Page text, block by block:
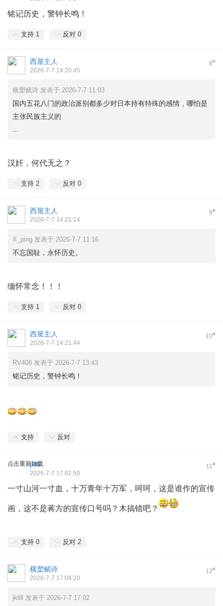
铭记历史，警钟长鸣！
支持 1 反对 0
8#
西屋主人
2026-7-7 14:20:45
横槊赋诗 发表于 2026-7-7 11:03
国内五花八门的政治派别都多少对日本持有特殊的感情，哪怕是
主张民族主义的
汉奸，何代无之？
支持 2 反对 0
9#
西屋主人
2026-7-7 14:21:14
X_ping 发表于 2026-7-7 11:16
不忘国耻，永怀历史。
缅怀常念！！！
支持 1 反对 0
10#
西屋主人
2026-7-7 14:21:44
RV408 发表于 2026-7-7 13:43
铭记历史，警钟长鸣！
支持 反对
点击重新加载 11#
jkllll
2026-7-7 17:02:50
一寸山河一寸血，十万青年十万军，呵呵，这是谁作的宣传
画，这不是蒋方的宣传口号吗？木搞错吧？
支持 0 反对 2
12#
横槊赋诗
2026-7-7 17:04:20
jkllll 发表于 2026-7-7 17:02